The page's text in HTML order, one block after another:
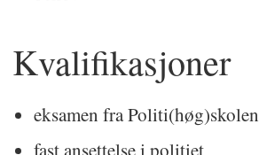
Kvalifikasjoner
eksamen fra Politi(høg)skolen
fast ansettelse i politiet